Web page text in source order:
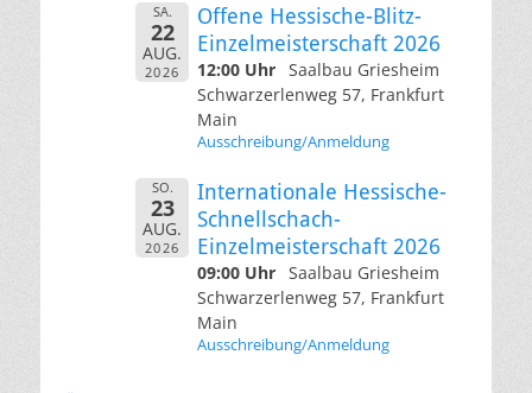
SA.
22
AUG.
2026
Offene Hessische-Blitz-
Einzelmeisterschaft 2026
12:00 Uhr Saalbau Griesheim
Schwarzerlenweg 57, Frankfurt
Main
Ausschreibung/Anmeldung
SO.
23
AUG.
2026
Internationale Hessische-
Schnellschach-
Einzelmeisterschaft 2026
09:00 Uhr Saalbau Griesheim
Schwarzerlenweg 57, Frankfurt
Main
Ausschreibung/Anmeldung